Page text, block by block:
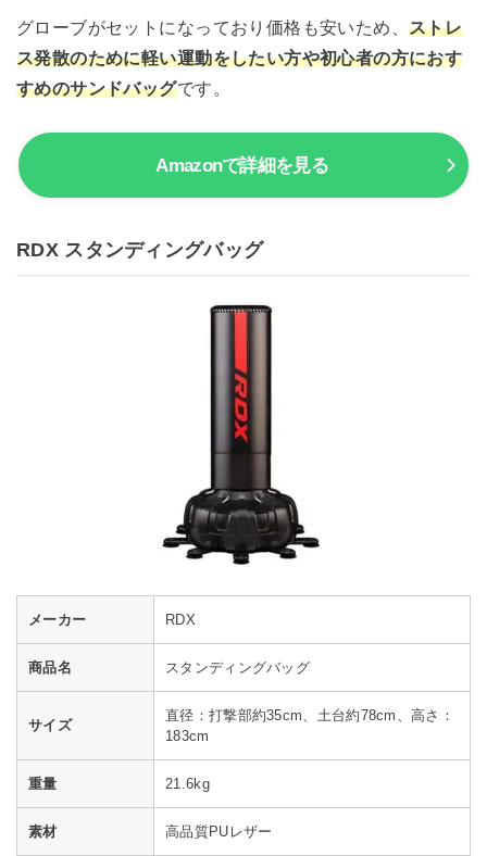
グローブがセットになっており価格も安いため、ストレ
ス発散のために軽い運動をしたい方や初心者の方におす
すめのサンドバッグです。
Amazonで詳細を見る
RDX スタンディングバッグ
メーカー RDX
商品名 スタンディングバッグ
サイズ
直径：打撃部約35cm、土台約78cm、高さ：
183cm
重量 21.6kg
素材 高品質PUレザー